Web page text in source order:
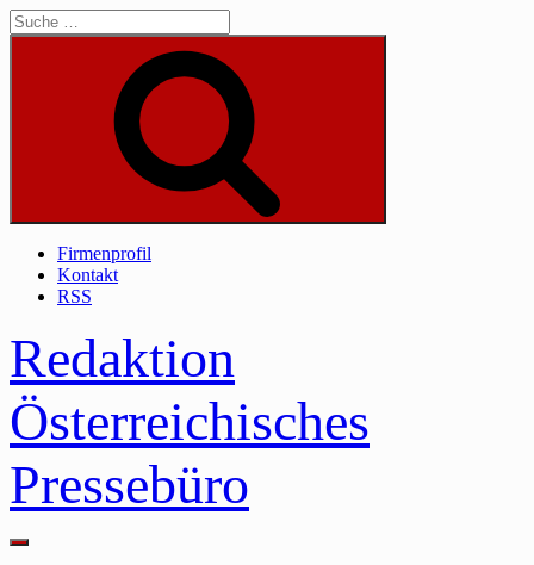
Skip
to
Suche
Firmenprofil
Kontakt
RSS
Redaktion
Österreichisches
Pressebüro
Main